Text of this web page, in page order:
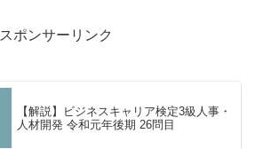
スポンサーリンク
【解説】ビジネスキャリア検定3級人事・
人材開発 令和元年後期 26問目